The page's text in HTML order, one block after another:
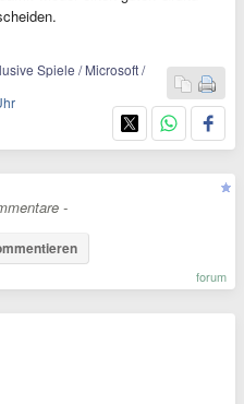
Spiele / Microsoft /
-
forum